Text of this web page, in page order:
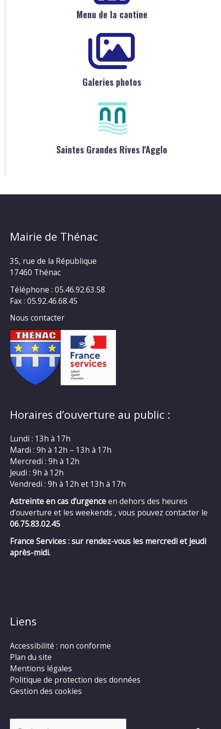
Menu de la cantine
Galeries photos
Saintes Grandes Rives l'Agglo
Mairie de Thénac
35, rue de la République
17460 Thénac
Téléphone : 05.46.92.63.58
Fax : 05.92.46.68.45
Nous contacter
Horaires d’ouverture au public :
Lundi : 13h à 17h
Mardi : 9h à 12h – 13h à 17h
Mercredi : 9h à 12h
Jeudi : 9h à 12h
Vendredi : 9h à 12h et 13h à 17h
Astreinte en cas d’urgenceen dehors des heures
d’ouverture et les weekends , vous pouvez contacter le
06.75.83.02.45
France Services : sur rendez-vous les mercredi et jeudi
après-midi.
Liens
Accessibilité : non conforme
Plan du site
Mentions légales
Politique de protection des données
Gestion des cookies